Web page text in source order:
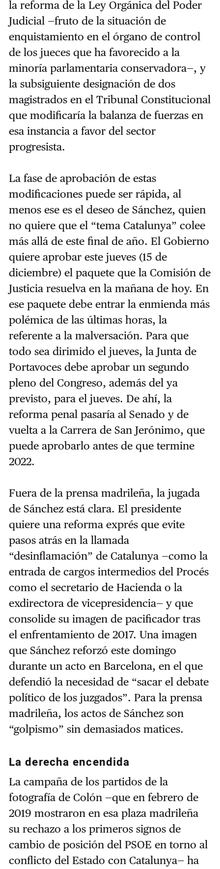
la reforma de la Ley Orgánica del Poder
Judicial —fruto de la situación de
enquistamiento en el órgano de control
de los jueces que ha favorecido a la
minoría parlamentaria conservadora—, y
la subsiguiente designación de dos
magistrados en el Tribunal Constitucional
que modificaría la balanza de fuerzas en
esa instancia a favor del sector
progresista.
La fase de aprobación de estas
modificaciones puede ser rápida, al
menos ese es el deseo de Sánchez, quien
no quiere que el “tema Catalunya” colee
más allá de este final de año. El Gobierno
quiere aprobar este jueves (15 de
diciembre) el paquete que la Comisión de
Justicia resuelva en la mañana de hoy. En
ese paquete debe entrar la enmienda más
polémica de las últimas horas, la
referente a la malversación. Para que
todo sea dirimido el jueves, la Junta de
Portavoces debe aprobar un segundo
pleno del Congreso, además del ya
previsto, para el jueves. De ahí, la
reforma penal pasaría al Senado y de
vuelta a la Carrera de San Jerónimo, que
puede aprobarlo antes de que termine
2022.
Fuera de la prensa madrileña, la jugada
de Sánchez está clara. El presidente
quiere una reforma exprés que evite
pasos atrás en la llamada
“desinflamación” de Catalunya —como la
entrada de cargos intermedios del Procés
como el secretario de Hacienda o la
exdirectora de vicepresidencia— y que
consolide su imagen de pacificador tras
el enfrentamiento de 2017. Una imagen
que Sánchez reforzó este domingo
durante un acto en Barcelona, en el que
defendió la necesidad de “sacar el debate
político de los juzgados”. Para la prensa
madrileña, los actos de Sánchez son
“golpismo” sin demasiados matices.
La derecha encendida
La campaña de los partidos de la
fotografía de Colón —que en febrero de
2019 mostraron en esa plaza madrileña
su rechazo a los primeros signos de
cambio de posición del PSOE en torno al
conflicto del Estado con Catalunya— ha